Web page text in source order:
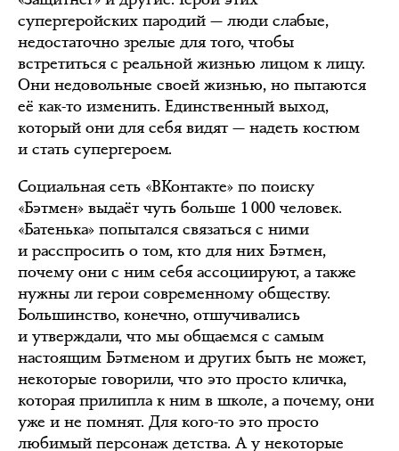
супергеройских пародий — люди слабые,
недостаточно зрелые для того, чтобы
встретиться с реальной жизнью лицом к лицу.
Они недовольные своей жизнью, но пытаются
её как-то изменить. Единственный выход,
который они для себя видят — надеть костюм
и стать супергероем.
Социальная сеть «ВКонтакте» по поиску
«Бэтмен» выдаёт чуть больше 1 000 человек.
«Батенька» попытался связаться с ними
и расспросить о том, кто для них Бэтмен,
почему они с ним себя ассоциируют, а также
нужны ли герои современному обществу.
Большинство, конечно, отшучивались
и утверждали, что мы общаемся с самым
настоящим Бэтменом и других быть не может,
некоторые говорили, что это просто кличка,
которая прилипла к ним в школе, а почему, они
уже и не помнят. Для кого-то это просто
любимый персонаж детства. А у некоторые